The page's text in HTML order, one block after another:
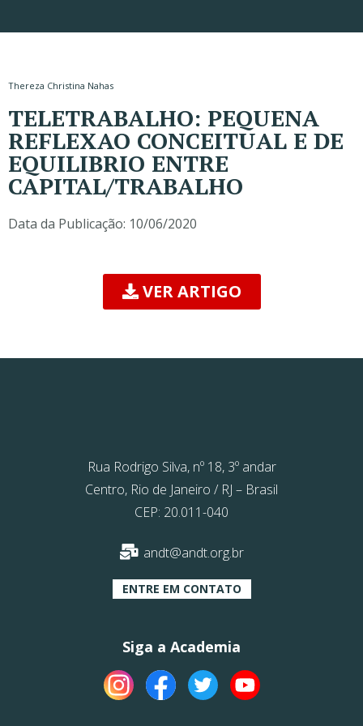
Thereza Christina Nahas
TELETRABALHO: PEQUENA
REFLEXAO CONCEITUAL E DE
EQUILIBRIO ENTRE
CAPITAL/TRABALHO
Data da Publicação: 10/06/2020
VER ARTIGO
Rua Rodrigo Silva, nº 18, 3º andar
Centro, Rio de Janeiro / RJ – Brasil
CEP: 20.011-040
andt@andt.org.br
ENTRE EM CONTATO
Siga a Academia